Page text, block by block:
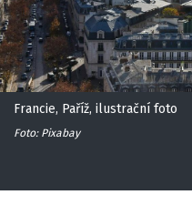
Francie, Paříž, ilustrační foto
Foto: Pixabay